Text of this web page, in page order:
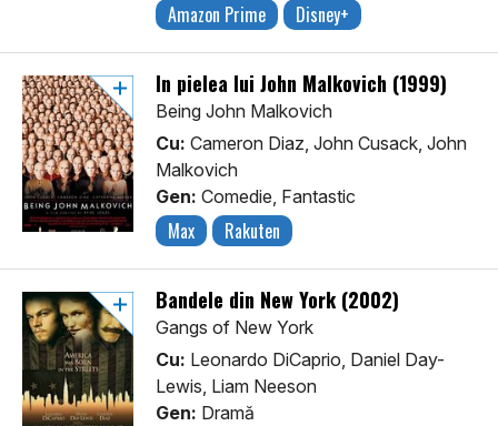
Amazon Prime
Disney+
În pielea lui John Malkovich (1999)
Being John Malkovich
Cu: Cameron Diaz, John Cusack, John
Malkovich
Gen: Comedie, Fantastic
Max Rakuten
Bandele din New York (2002)
Gangs of New York
Cu: Leonardo DiCaprio, Daniel Day-
Lewis, Liam Neeson
Gen: Dramă